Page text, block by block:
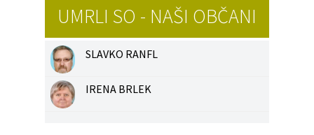
UMRLI SO - NAŠI OBČANI
SLAVKO RANFL
IRENA BRLEK